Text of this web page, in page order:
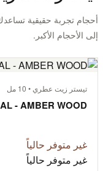
أحجام تجربة حقيقية تساعدك
إلى الأحجام الأكبر.
تيستر زيت عطري • 10 مل
- AMBER WOOD
غير متوفر حالياً
غير متوفر حالياً